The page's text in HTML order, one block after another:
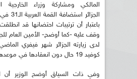
المالكي ومشاركة وزراء
باعتبار أن ترتيبات احتضانها قد
وقف عليه -كما أوضح- الأمين العام
لدى زيارته الجزائر شهر فيفري
كوفيد 19 حال دون انعقادها في موعدها.
وفي ذات السياق أوضح الوزير أن